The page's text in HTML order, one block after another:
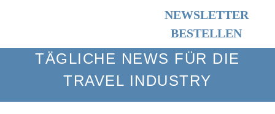
NEWSLETTER
BESTELLEN
TÄGLICHE NEWS FÜR DIE TRAVEL
INDUSTRY